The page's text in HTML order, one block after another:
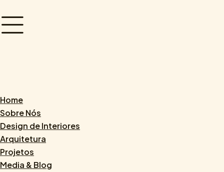
Home
Sobre Nós
Design de Interiores
Arquitetura
Projetos
Media & Blog